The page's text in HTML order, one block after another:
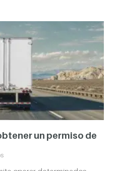
un permiso de